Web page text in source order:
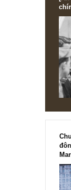
thể tăng từ
không đến từ
sản phẩm
phải đầu tư
loc mới hay
+ CLC hấp
LN có thể
hiểu rõ về